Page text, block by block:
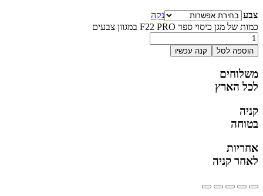
צבע
נקה
כמות של מגן כיסוי ספר F22 PRO במגוון צבעים
הוספה לסל קנה עכשיו
משלוחים
לכל הארץ
קניה
בטוחה
אחריות
לאחר קניה